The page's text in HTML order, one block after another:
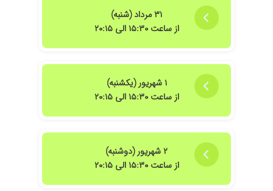
۳۱ مرداد (شنبه)
از ساعت ۱۵:۳۰ الی ۲۰:۱۵
۱ شهریور (یکشنبه)
از ساعت ۱۵:۳۰ الی ۲۰:۱۵
۲ شهریور (دوشنبه)
از ساعت ۱۵:۳۰ الی ۲۰:۱۵